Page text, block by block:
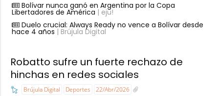
Bolívar nunca ganó en Argentina por la Copa
Libertadores de América | eju!
Duelo crucial: Always Ready no vence a Bolívar desde
hace 4 años | Brújula Digital
Robatto sufre un fuerte rechazo de
hinchas en redes sociales
Brújula Digital Deportes 22/Abr/2026